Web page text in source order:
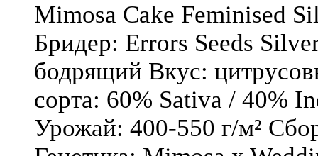
Mimosa Cake Feminised
Бридер: Errors Seeds
бодрящий Вкус:
сорта: 60% Sativa / 40%
Урожай: 400-550 г/м²